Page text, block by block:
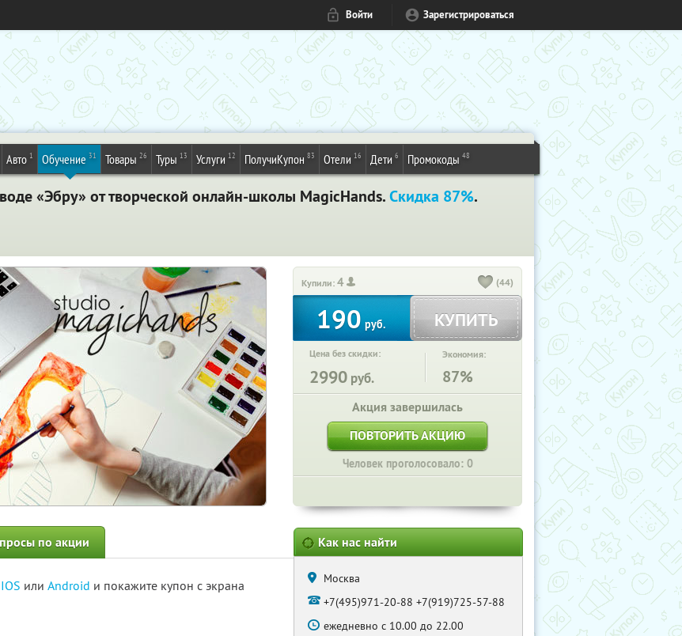
Войти Зарегистрироваться
Авто 1 Обучение 31 Товары 26 Туры 13 Услуги 12 ПолучиКупон 83 Отели 16 Дети 6 Промокоды 48
«Эбру» от творческой онлайн-школы MagicHands.Скидка 87%.
Купили:4 (44)
190 руб. КУПИТЬ
Цена без скидки:
2990 руб.
Экономия:
87%
Акция завершилась
ПОВТОРИТЬ АКЦИЮ
Человек проголосовало: 0
по акции
IOS или Android и покажите купон с экрана
Как нас найти
Москва
+7(495)971-20-88 +7(919)725-57-88
ежедневно с 10.00 до 22.00